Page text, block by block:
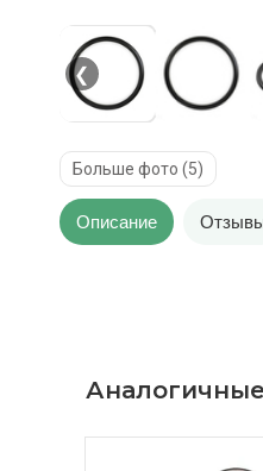
❮
Больше фото (5)
Описание